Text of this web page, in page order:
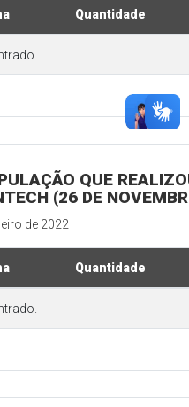
Quantidade
QUE
(26 DE
de 2022
Quantidade